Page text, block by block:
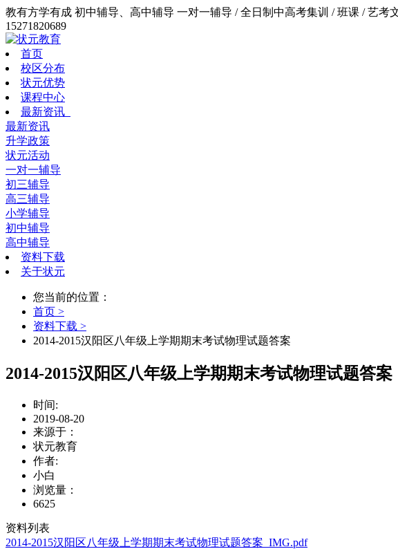
教有方学有成 初中辅导、高中辅导 一对一辅导 / 全日制中高考集训 / 班课 / 艺考
15271820689
首页
校区分布
状元优势
课程中心
最新资讯
最新资讯
升学政策
状元活动
一对一辅导
初三辅导
高三辅导
小学辅导
初中辅导
高中辅导
资料下载
关于状元
您当前的位置：
首页 >
资料下载 >
2014-2015汉阳区八年级上学期期末考试物理试题答案
2014-2015汉阳区八年级上学期期末考试物理试题答案
时间:
2019-08-20
来源于：
状元教育
作者:
小白
浏览量：
6625
资料列表
2014-2015汉阳区八年级上学期期末考试物理试题答案_IMG.pdf